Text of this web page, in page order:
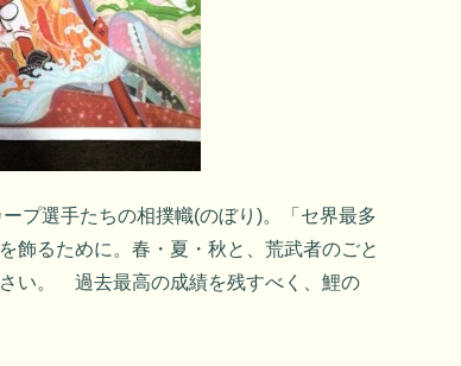
プ選手たちの相撲幟(のぼり)。「セ界最多
飾るために。春・夏・秋と、荒武者のごと
い。 過去最高の成績を残すべく、鯉の